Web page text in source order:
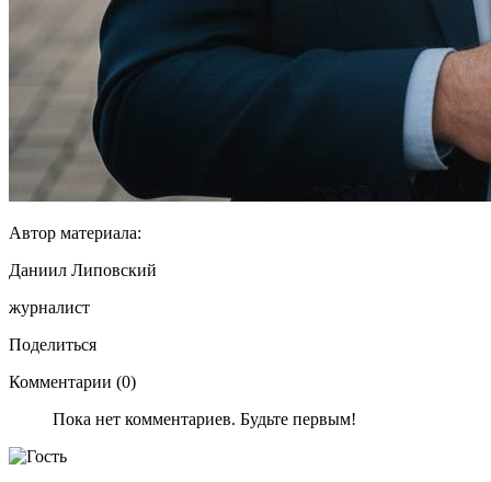
Автор материала:
Даниил Липовский
журналист
Поделиться
Комментарии (0)
Пока нет комментариев. Будьте первым!